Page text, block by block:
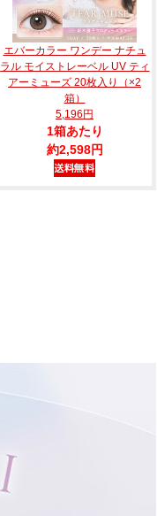
エバーカラー ワンデー ナチュ
ラル モイストレーベル UV ティ
アーミューズ 20枚入り（×2
箱）
5,196円
1箱あたり
約2,598円